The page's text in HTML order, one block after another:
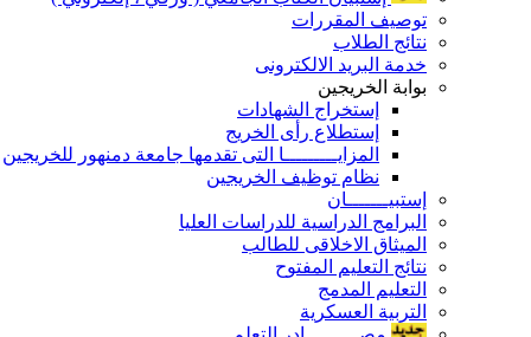
توصيف المقررات
نتائج الطلاب
خدمة البريد الالكترونى
بوابة الخريجين
إستخراج الشهادات
إستطلاع رأى الخريج
المزايـــــــــا التى تقدمها جامعة دمنهور للخريجين
نظام توظيف الخريجين
إستبيـــــــان
البرامج الدراسية للدراسات العليا
الميثاق الاخلاقى للطالب
نتائج التعليم المفتوح
التعليم المدمج
التربية العسكرية